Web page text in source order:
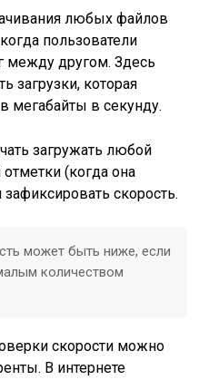
любых файлов
пользователи
между другом. Здесь
загрузки, которая
мегабайты в секунду.
загружать любой
(когда она
скорость.
может быть ниже, если
количеством
скорости можно
В интернете